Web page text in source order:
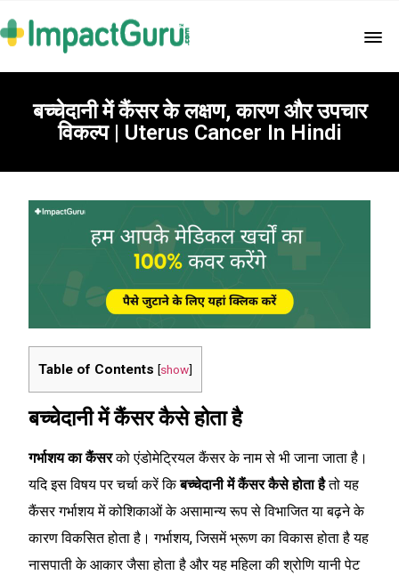
बच्चेदानी में कैंसर के लक्षण, कारण और उपचार
विकल्प | Uterus Cancer In Hindi
Table of Contents [show]
बच्चेदानी में कैंसर कैसे होता है
गर्भाशय का कैंसरको एंडोमेट्रियल कैंसर के नाम से भी जाना जाता है।
यदि इस विषय पर चर्चा करें किबच्चेदानी में कैंसर कैसे होता हैतो यह
कैंसर गर्भाशय में कोशिकाओं के असामान्य रूप से विभाजित या बढ़ने के
कारण विकसित होता है। गर्भाशय, जिसमें भ्रूण का विकास होता है यह
नासपाती के आकार जैसा होता है और यह महिला की श्रोणि यानी पेट